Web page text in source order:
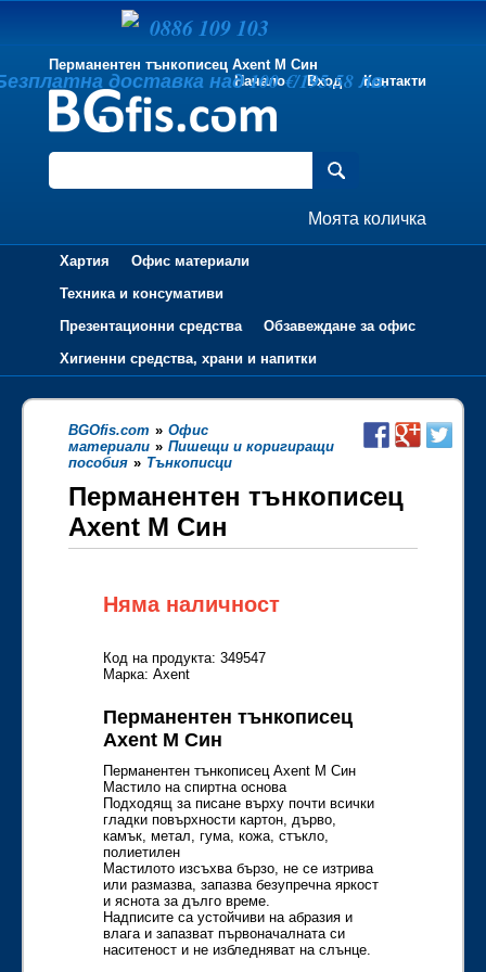
Перманентен тънкописец Axent M Син
Начало
Вход Контакти
Моята количка
Хартия
Офис материали
Техника и консумативи
Презентационни средства
Обзавеждане за офис
Хигиенни средства, храни и напитки
BGOfis.com » Офис
материали » Пишещи и коригиращи
пособия » Тънкописци
Перманентен тънкописец
Axent M Син
Няма наличност
Код на продукта: 349547
Марка: Axent
Перманентен тънкописец
Axent M Син
Перманентен тънкописец Axent M Син
Мастило на спиртна основа
Подходящ за писане върху почти всички
гладки повърхности картон, дърво,
камък, метал, гума, кожа, стъкло,
полиетилен
Мастилото изсъхва бързо, не се изтрива
или размазва, запазва безупречна яркост
и яснота за дълго време.
Надписите са устойчиви на абразия и
влага и запазват първоначалната си
наситеност и не избледняват на слънце.
0886 109 103
доставка над 100 €/195.58 лв.